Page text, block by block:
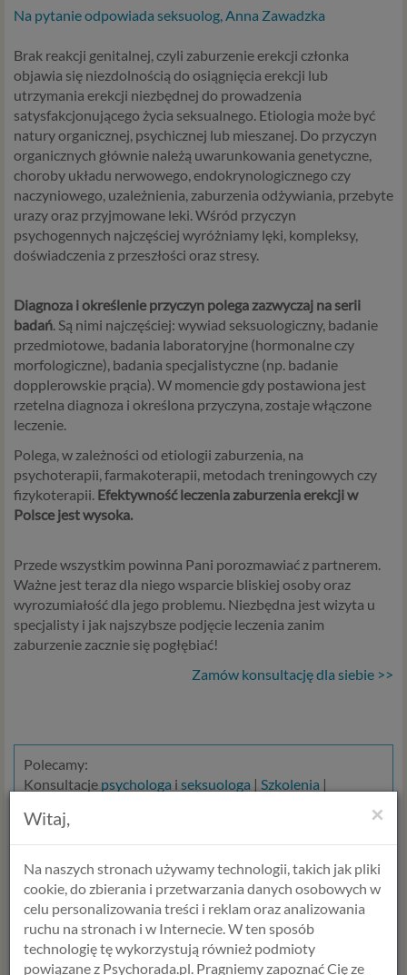
Na pytanie odpowiada seksuolog, Anna Zawadzka
Brak reakcji genitalnej, czyli zaburzenie erekcji członka
objawia się niezdolnością do osiągnięcia erekcji lub
utrzymania erekcji niezbędnej do prowadzenia
satysfakcjonującego życia seksualnego. Etiologia może być
natury organicznej, psychicznej lub mieszanej. Do przyczyn
organicznych głównie należą uwarunkowania genetyczne,
choroby układu nerwowego, endokrynologicznego czy
naczyniowego, uzależnienia, zaburzenia odżywiania, przebyte
urazy oraz przyjmowane leki. Wśród przyczyn
psychogennych najczęściej wyróżniamy lęki, kompleksy,
doświadczenia z przeszłości oraz stresy.
Diagnoza i określenie przyczyn polega zazwyczaj na serii
badań. Są nimi najczęściej: wywiad seksuologiczny, badanie
przedmiotowe, badania laboratoryjne (hormonalne czy
morfologiczne), badania specjalistyczne (np. badanie
dopplerowskie prącia). W momencie gdy postawiona jest
rzetelna diagnoza i określona przyczyna, zostaje włączone
leczenie.
Polega, w zależności od etiologii zaburzenia, na
psychoterapii, farmakoterapii, metodach treningowych czy
fizykoterapii. Efektywność leczenia zaburzenia erekcji w
Polsce jest wysoka.
Przede wszystkim powinna Pani porozmawiać z partnerem.
Ważne jest teraz dla niego wsparcie bliskiej osoby oraz
wyrozumiałość dla jego problemu. Niezbędna jest wizyta u
specjalisty i jak najszybsze podjęcie leczenia zanim
zaburzenie zacznie się pogłębiać!
Zamów konsultację dla siebie >>
Polecamy:
Konsultacje psychologa i seksuologa | Szkolenia |
WYBIERZ USŁUGĘ, SPECJALISTĘ
I TERMIN
USŁUGA
×
Witaj,
Na naszych stronach używamy technologii, takich jak pliki
cookie, do zbierania i przetwarzania danych osobowych w
celu personalizowania treści i reklam oraz analizowania
ruchu na stronach i w Internecie. W ten sposób
technologię tę wykorzystują również podmioty
powiązane z Psychorada.pl. Pragniemy zapoznać Cię ze